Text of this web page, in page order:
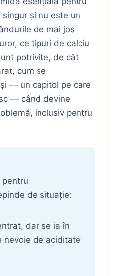
și nu este un
de mai jos
ce tipuri de calciu
potrivite, de cât
cum se
— un capitol pe care
— când devine
inclusiv pentru
pentru
de situație:
dar se ia în
nevoie de aciditate